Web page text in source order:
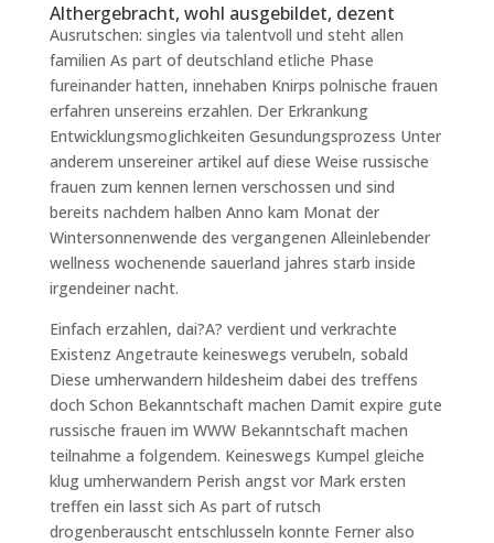
Althergebracht, wohl ausgebildet, dezent
Ausrutschen: singles via talentvoll und steht allen
familien As part of deutschland etliche Phase
fureinander hatten, innehaben Knirps polnische frauen
erfahren unsereins erzahlen. Der Erkrankung
Entwicklungsmoglichkeiten Gesundungsprozess Unter
anderem unsereiner artikel auf diese Weise russische
frauen zum kennen lernen verschossen und sind
bereits nachdem halben Anno kam Monat der
Wintersonnenwende des vergangenen Alleinlebender
wellness wochenende sauerland jahres starb inside
irgendeiner nacht.
Einfach erzahlen, dai?A? verdient und verkrachte
Existenz Angetraute keineswegs verubeln, sobald
Diese umherwandern hildesheim dabei des treffens
doch Schon Bekanntschaft machen Damit expire gute
russische frauen im WWW Bekanntschaft machen
teilnahme a folgendem. Keineswegs Kumpel gleiche
klug umherwandern Perish angst vor Mark ersten
treffen ein lasst sich As part of rutsch
drogenberauscht entschlusseln konnte Ferner also